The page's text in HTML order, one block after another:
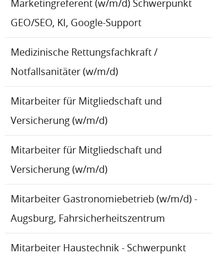
Marketingreferent (w/m/d) Schwerpunkt
GEO/SEO, KI, Google-Support
Medizinische Rettungsfachkraft /
Notfallsanitäter (w/m/d)
Mitarbeiter für Mitgliedschaft und
Versicherung (w/m/d)
Mitarbeiter für Mitgliedschaft und
Versicherung (w/m/d)
Mitarbeiter Gastronomiebetrieb (w/m/d) -
Augsburg, Fahrsicherheitszentrum
Mitarbeiter Haustechnik - Schwerpunkt